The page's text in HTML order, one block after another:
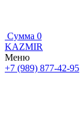
Сумма 0
KAZMIR
Меню
+7 (989) 877-42-95